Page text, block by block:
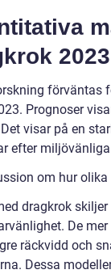
2023
förväntas
Prognoser
visar på en
efter
om hur
dragkrok
De
räckvidd och
Dessa